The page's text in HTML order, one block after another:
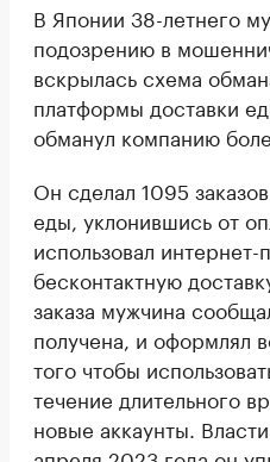
В Японии 38-летнего
подозрению в
вскрылась схема
платформы доставки
обманул компанию
Он сделал 1095
еды, уклонившись от
использовал
бесконтактную
заказа мужчина
получена, и оформлял
того чтобы
течение длительного
новые аккаунты.